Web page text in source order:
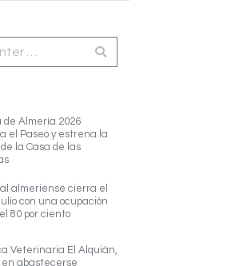
de Almería 2026
el Paseo y estrena la
la Casa de las
almeriense cierra el
con una ocupación
80 por ciento
Veterinaria El Alquián,
abastecerse